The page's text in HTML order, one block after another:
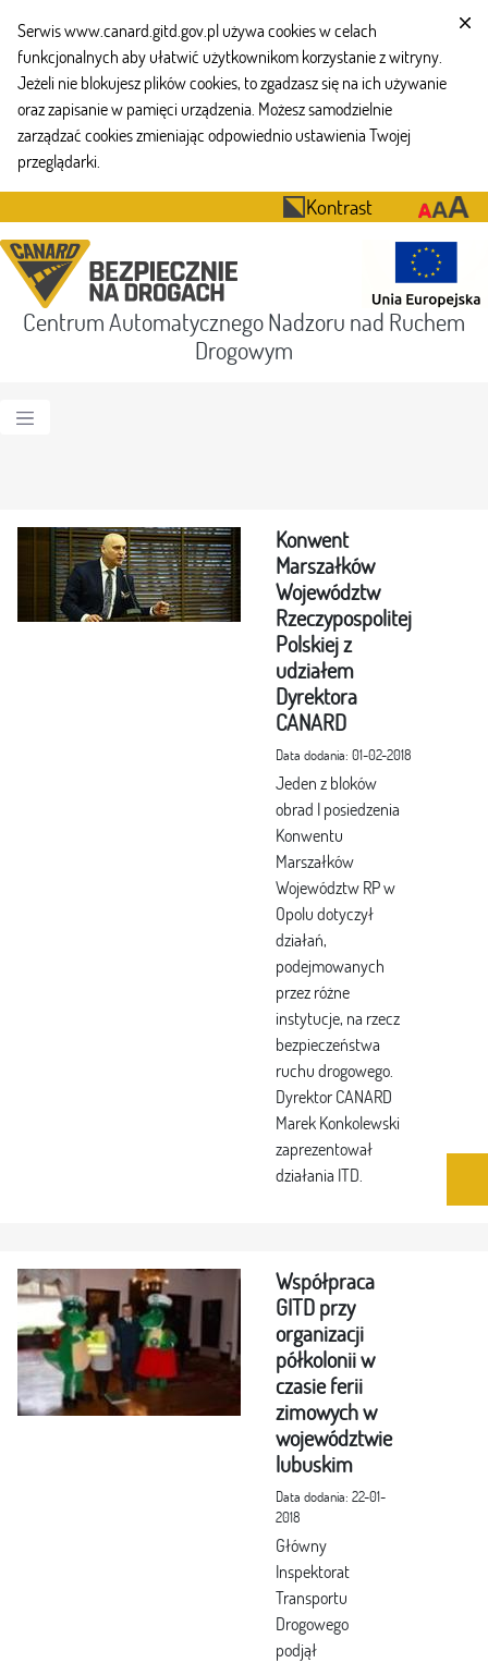
Serwis www.canard.gitd.gov.pl używa cookies w celach
funkcjonalnych aby ułatwić użytkownikom korzystanie z witryny.
Jeżeli nie blokujesz plików cookies, to zgadzasz się na ich używanie
oraz zapisanie w pamięci urządzenia. Możesz samodzielnie
zarządzać cookies zmieniając odpowiednio ustawienia Twojej
przeglądarki.
Kontrast
Centrum Automatycznego Nadzoru nad Ruchem
Drogowym
Konwent
Marszałków
Województw
Rzeczypospolitej
Polskiej z
udziałem
Dyrektora
CANARD
Data dodania: 01-02-2018
Jeden z bloków
obrad I posiedzenia
Konwentu
Marszałków
Województw RP w
Opolu dotyczył
działań,
podejmowanych
przez różne
instytucje, na rzecz
bezpieczeństwa
ruchu drogowego.
Dyrektor CANARD
Marek Konkolewski
zaprezentował
działania ITD.
Współpraca
GITD przy
organizacji
półkolonii w
czasie ferii
zimowych w
województwie
lubuskim
Data dodania: 22-01-
2018
Główny
Inspektorat
Transportu
Drogowego
podjął